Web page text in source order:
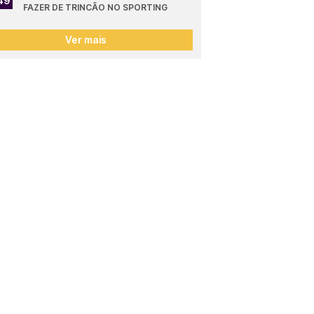
FAZER DE TRINCÃO NO SPORTING
Ver mais